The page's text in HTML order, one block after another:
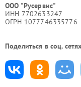
ООО "Русервис"
ИНН 7702633247
ОГРН 1077746335776
Поделиться в соц.